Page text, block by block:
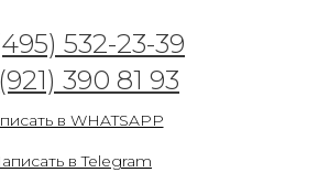
532-23-39
390 81 93
в WHATSAPP
в Telegram
—
с красными
2 300 руб. / м2